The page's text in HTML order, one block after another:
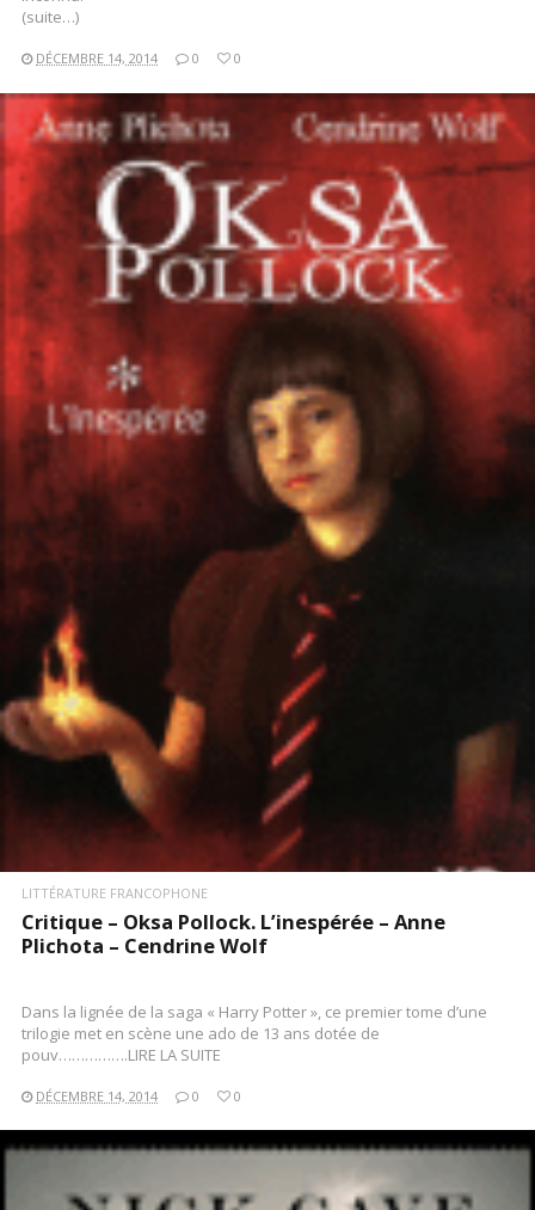
(suite…)
DÉCEMBRE 14, 2014 0 0
LIRE LA SUITE
LITTÉRATURE FRANCOPHONE
Critique – Oksa Pollock. L’inespérée – Anne
Plichota – Cendrine Wolf
Dans la lignée de la saga « Harry Potter », ce premier tome d’une
trilogie met en scène une ado de 13 ans dotée de
pouv…………….LIRE LA SUITE
DÉCEMBRE 14, 2014 0 0